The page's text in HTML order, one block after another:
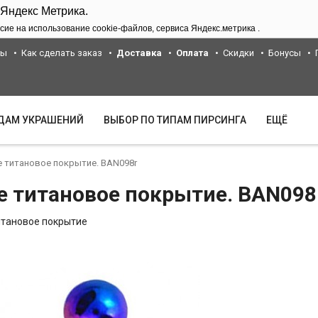
Метрика.
на использование cookie-файлов, сервиса Яндекс.метрика .
Как сделать заказ Доставка Оплата Скидки Бонусы
УКРАШЕНИЙ ВЫБОР ПО ТИПАМ ПИРСИНГА ЕЩЁ
покрытие. BAN098r
покрытие.
покрытие